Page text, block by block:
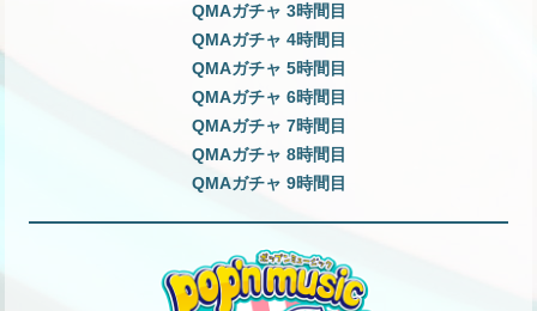
QMAガチャ 3時間目
QMAガチャ 4時間目
QMAガチャ 5時間目
QMAガチャ 6時間目
QMAガチャ 7時間目
QMAガチャ 8時間目
QMAガチャ 9時間目